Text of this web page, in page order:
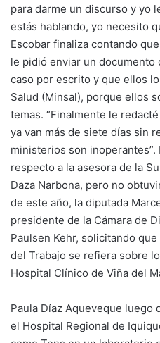
para darme un discurso y yo
estás hablando, yo necesito
Escobar finaliza contando
le pidió enviar un
caso por escrito y que ellos
Salud (Minsal), porque ellos
temas. “Finalmente le
ya van más de siete días sin
ministerios son inoperantes”.
respecto a la asesora de la
Daza Narbona, pero no
de este año, la diputada
presidente de la Cámara de
Paulsen Kehr, solicitando
del Trabajo se refiera sobre
Hospital Clínico de Viña del
Paula Díaz Aqueveque luego
el Hospital Regional de